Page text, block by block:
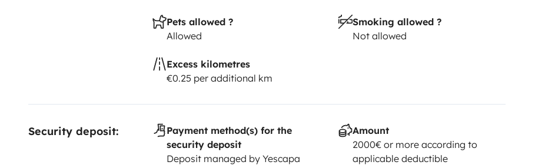
Pets allowed ?
Allowed
Smoking allowed ?
Not allowed
Excess kilometres
€0.25 per additional km
Security deposit:
Payment method(s) for the
security deposit
Deposit managed by Yescapa
Amount
2000€ or more according to
applicable deductible